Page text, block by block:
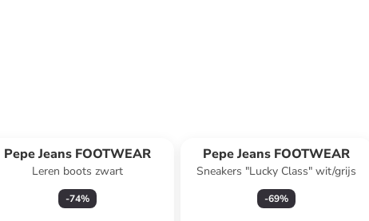
Pepe Jeans FOOTWEAR
Leren boots zwart
-74%
Pepe Jeans FOOTWEAR
Sneakers "Lucky Class" wit/grijs
-69%